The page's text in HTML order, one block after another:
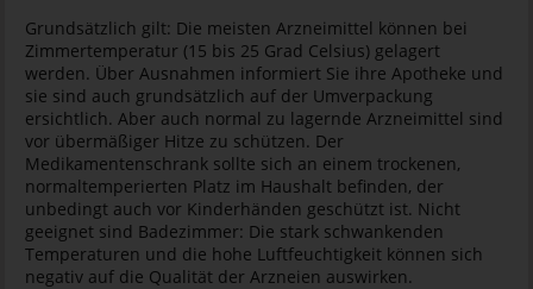
Grundsätzlich gilt: Die meisten Arzneimittel können bei
Zimmertemperatur (15 bis 25 Grad Celsius) gelagert
werden. Über Ausnahmen informiert Sie ihre Apotheke und
sie sind auch grundsätzlich auf der Umverpackung
ersichtlich. Aber auch normal zu lagernde Arzneimittel sind
vor übermäßiger Hitze zu schützen. Der
Medikamentenschrank sollte sich an einem trockenen,
normaltemperierten Platz im Haushalt befinden, der
unbedingt auch vor Kinderhänden geschützt ist. Nicht
geeignet sind Badezimmer: Die stark schwankenden
Temperaturen und die hohe Luftfeuchtigkeit können sich
negativ auf die Qualität der Arzneien auswirken.